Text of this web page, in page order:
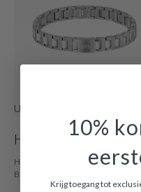
Uitverkocht
Hugo Boss
Hugo Boss BOSS Silver Chain
Bracelet HBJ1580751
10%
Krijg toegang tot